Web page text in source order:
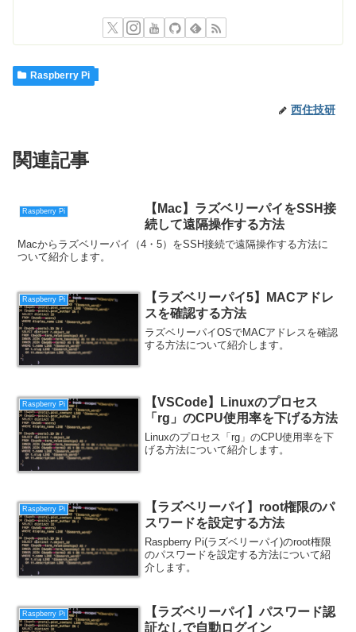
Raspberry Pi
西住技研
関連記事
Raspberry Pi
【Mac】ラズベリーパイをSSH接
続して遠隔操作する方法
Macからラズベリーパイ（4・5）をSSH接続で遠隔操作する方法に
ついて紹介します。
Raspberry Pi
【ラズベリーパイ5】MACアドレ
スを確認する方法
ラズベリーパイOSでMACアドレスを確認
する方法について紹介します。
Raspberry Pi
【VSCode】Linuxのプロセス
「rg」のCPU使用率を下げる方法
Linuxのプロセス「rg」のCPU使用率を下
げる方法について紹介します。
Raspberry Pi
【ラズベリーパイ】root権限のパ
スワードを設定する方法
Raspberry Pi(ラズベリーパイ)のroot権限
のパスワードを設定する方法について紹
介します。
Raspberry Pi
【ラズベリーパイ】パスワード認
証なしで自動ログイン